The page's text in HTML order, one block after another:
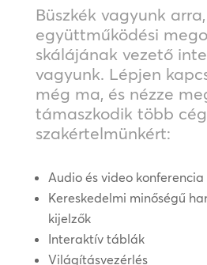
Büszkék vagyunk
együttműködési
skálájának vezető
vagyunk. Lépjen
még ma, és nézze
támaszkodik több
szakértelmünkért:
Audio és video konferencia
Kereskedelmi minőségű
kijelzők
Interaktív táblák
Világításvezérlés